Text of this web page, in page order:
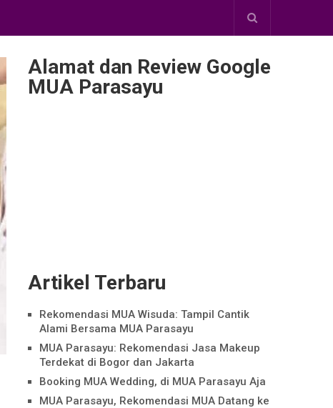
Alamat dan Review Google
MUA Parasayu
Artikel Terbaru
Rekomendasi MUA Wisuda: Tampil Cantik
Alami Bersama MUA Parasayu
MUA Parasayu: Rekomendasi Jasa Makeup
Terdekat di Bogor dan Jakarta
Booking MUA Wedding, di MUA Parasayu Aja
MUA Parasayu, Rekomendasi MUA Datang ke